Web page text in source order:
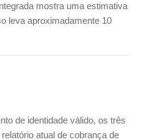
mostra uma estimativa
leva aproximadamente 10
de identidade válido, os três
atual de cobrança de